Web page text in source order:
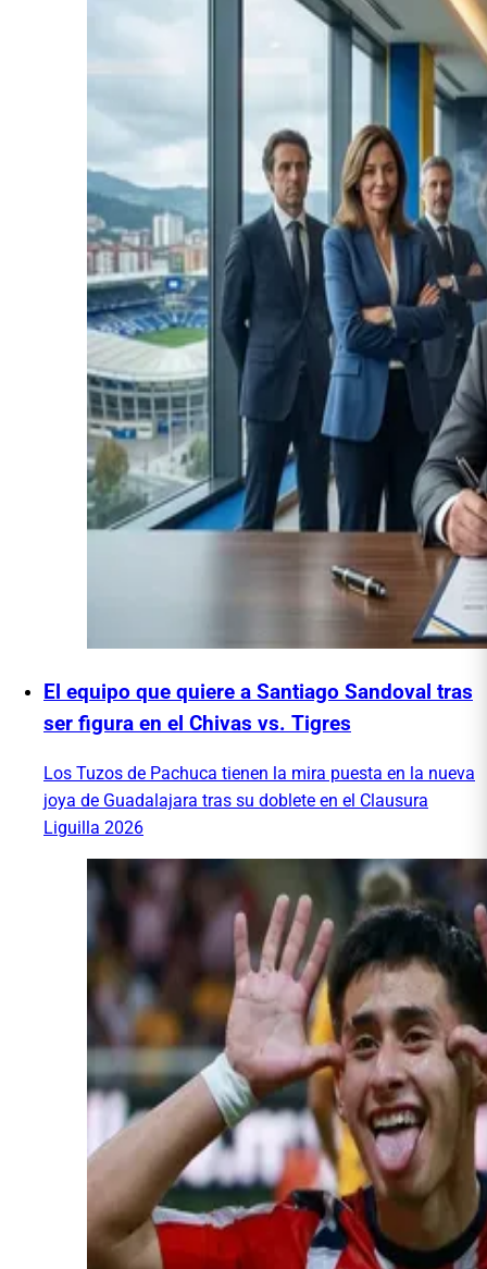
El equipo que quiere a Santiago Sandoval tras
ser figura en el Chivas vs. Tigres
Los Tuzos de Pachuca tienen la mira puesta en la nueva
joya de Guadalajara tras su doblete en el Clausura
Liguilla 2026